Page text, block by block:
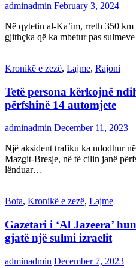
adminadmin February 3, 2024
Në qytetin al-Ka’im, rreth 350
gjithçka që ka mbetur pas
Kronikë e zezë, Lajme, Rajoni
Tetë persona kërkojnë
përfshinë 14 automjete
adminadmin December 11, 2023
Një aksident trafiku ka ndodhur
Mazgit-Bresje, në të cilin janë
lënduar…
Bota, Kronikë e zezë, Lajme
Gazetari i ‘Al Jazeera’
gjatë një sulmi izraelit
adminadmin December 7, 2023